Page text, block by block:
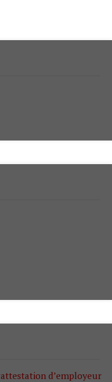
attestation d’employeur